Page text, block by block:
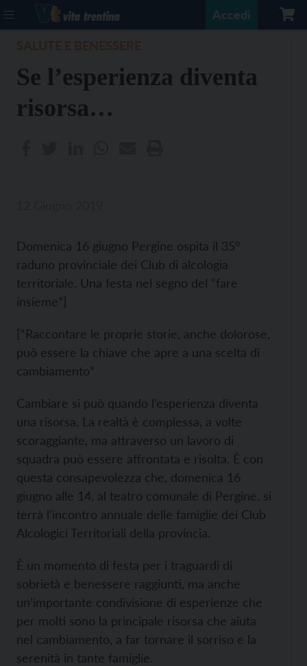
Accedi
Se l’esperienza diventa
risorsa…
Domenica 16 giugno Pergine ospita il 35°
raduno provinciale dei Club di alcologia
territoriale. Una festa nel segno del “fare
insieme”]
[“Raccontare le proprie storie, anche dolorose,
può essere la chiave che apre a una scelta di
cambiamento”
Cambiare si può quando l’esperienza diventa
una risorsa. La realtà è complessa, a volte
scoraggiante, ma attraverso un lavoro di
squadra può essere affrontata e risolta. È con
questa consapevolezza che, domenica 16
giugno alle 14, al teatro comunale di Pergine, si
terrà l’incontro annuale delle famiglie dei Club
Alcologici Territoriali della provincia.
È un momento di festa per i traguardi di
sobrietà e benessere raggiunti, ma anche
un’importante condivisione di esperienze che
per molti sono la principale risorsa che aiuta
nel cambiamento, a far tornare il sorriso e la
serenità in tante famiglie.